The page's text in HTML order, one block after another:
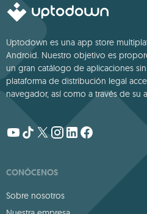
Uptodown es una app store
Android. Nuestro objetivo es
un gran catálogo de aplicaciones
plataforma de distribución legal
navegador, así como a través de su
CONÓCENOS
Sobre nosotros